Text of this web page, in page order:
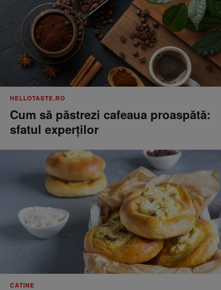
HELLOTASTE.RO
Cum să păstrezi cafeaua proaspătă:
sfatul experților
CATINE